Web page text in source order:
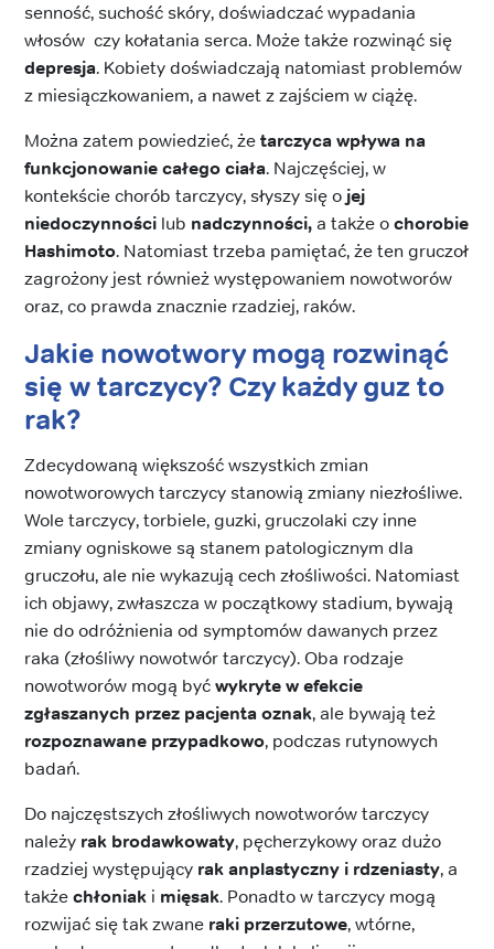
senność, suchość skóry, doświadczać wypadania
włosów czy kołatania serca. Może także rozwinąć się
depresja. Kobiety doświadczają natomiast problemów
z miesiączkowaniem, a nawet z zajściem w ciążę.
Można zatem powiedzieć, żetarczyca wpływa na
funkcjonowanie całego ciała. Najczęściej, w
kontekście chorób tarczycy, słyszy się ojej
niedoczynności lub nadczynności,a także ochorobie
Hashimoto. Natomiast trzeba pamiętać, że ten gruczoł
zagrożony jest również występowaniem nowotworów
oraz, co prawda znacznie rzadziej, raków.
Jakie nowotwory mogą rozwinąć
się w tarczycy? Czy każdy guz to
rak?
Zdecydowaną większość wszystkich zmian
nowotworowych tarczycy stanowią zmiany niezłośliwe.
Wole tarczycy, torbiele, guzki, gruczolaki czy inne
zmiany ogniskowe są stanem patologicznym dla
gruczołu, ale nie wykazują cech złośliwości. Natomiast
ich objawy, zwłaszcza w początkowy stadium, bywają
nie do odróżnienia od symptomów dawanych przez
raka (złośliwy nowotwór tarczycy). Oba rodzaje
nowotworów mogą byćwykryte w efekcie
zgłaszanych przez pacjenta oznak, ale bywają też
rozpoznawane przypadkowo, podczas rutynowych
badań.
Do najczęstszych złośliwych nowotworów tarczycy
należy rak brodawkowaty, pęcherzykowy oraz dużo
rzadziej występujący rak anplastyczny i rdzeniasty, a
takżechłoniak i mięsak. Ponadto w tarczycy mogą
rozwijać się tak zwane raki przerzutowe, wtórne,